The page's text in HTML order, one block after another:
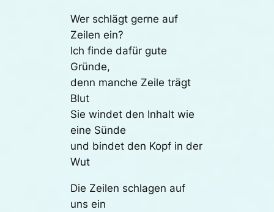
Wer schlägt gerne auf
Zeilen ein?
Ich finde dafür gute
Gründe,
denn manche Zeile trägt
Blut
Sie windet den Inhalt wie
eine Sünde
und bindet den Kopf in der
Wut
Die Zeilen schlagen auf
uns ein